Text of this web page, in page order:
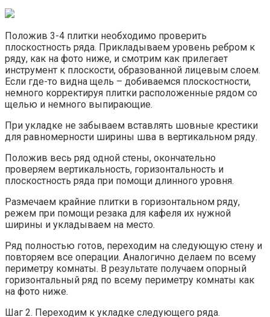
Положив 3-4 плитки необходимо проверить
плоскостность ряда. Прикладываем уровень ребром к
ряду, как на фото ниже, и смотрим как прилегает
инструмент к плоскости, образованной лицевым слоем.
Если где-то видна щель – добиваемся плоскостности,
немного корректируя плитки расположенные рядом со
щелью и немного выпирающие.
При укладке не забываем вставлять шовные крестики
для равномерности ширины шва в вертикальном ряду.
Положив весь ряд одной стены, окончательно
проверяем вертикальность, горизонтальность и
плоскостность ряда при помощи длинного уровня.
Размечаем крайние плитки в горизонтальном ряду,
режем при помощи резака для кафеля их нужной
ширины и укладываем на место.
Ряд полностью готов, переходим на следующую стену и
повторяем все операции. Аналогично делаем по всему
периметру комнаты. В результате получаем опорный
горизонтальный ряд по всему периметру комнаты как
на фото ниже.
Шаг 2. Переходим к укладке следующего ряда.